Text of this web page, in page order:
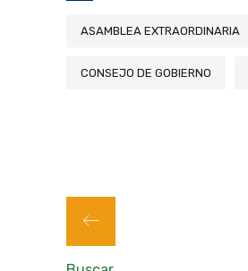
ASAMBLEA EXTRAORDINARIA
CONSEJO DE GOBIERNO